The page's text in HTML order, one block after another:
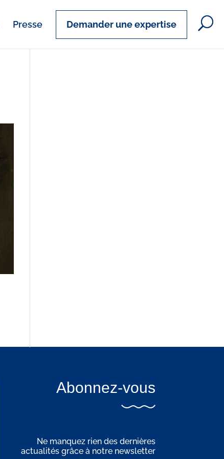
Presse Demander une expertise
Abonnez-vous
Ne manquez rien des dernières
actualités grâce à notre newsletter